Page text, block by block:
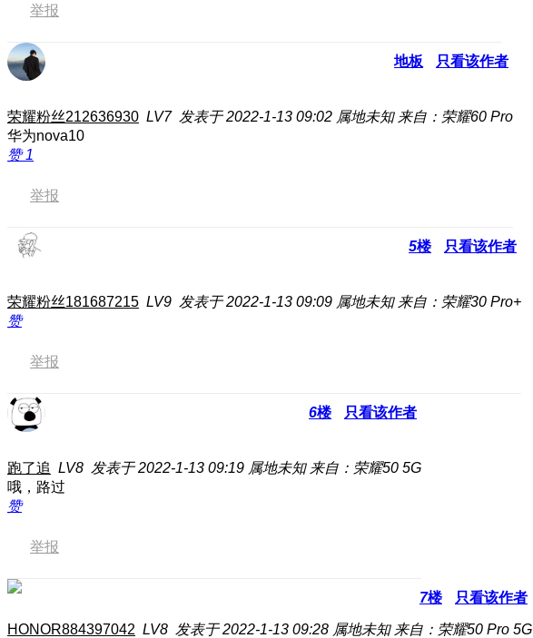
举报
地板 只看该作者
荣耀粉丝212636930 LV7 发表于 2022-1-13 09:02 属地未知 来自：荣耀60 Pro
华为nova10
赞1
举报
5楼 只看该作者
荣耀粉丝181687215 LV9 发表于 2022-1-13 09:09 属地未知 来自：荣耀30 Pro+
赞
举报
6楼 只看该作者
跑了追 LV8 发表于 2022-1-13 09:19 属地未知 来自：荣耀50 5G
哦，路过
赞
举报
7楼 只看该作者
HONOR884397042 LV8 发表于 2022-1-13 09:28 属地未知 来自：荣耀50 Pro 5G